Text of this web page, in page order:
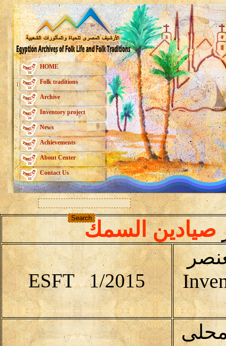
HOME
Folk traditions
Archive
Inventory project
News
Achievements
About Center
Contact Us
صيادين السمك
ESFT 1/2015